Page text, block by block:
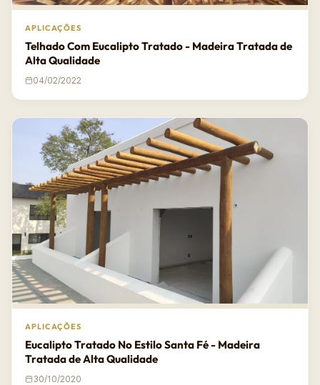
APLICAÇÕES
Telhado Com Eucalipto Tratado - Madeira Tratada de
Alta Qualidade
04/02/2022
APLICAÇÕES
Eucalipto Tratado No Estilo Santa Fé - Madeira
Tratada de Alta Qualidade
30/10/2020